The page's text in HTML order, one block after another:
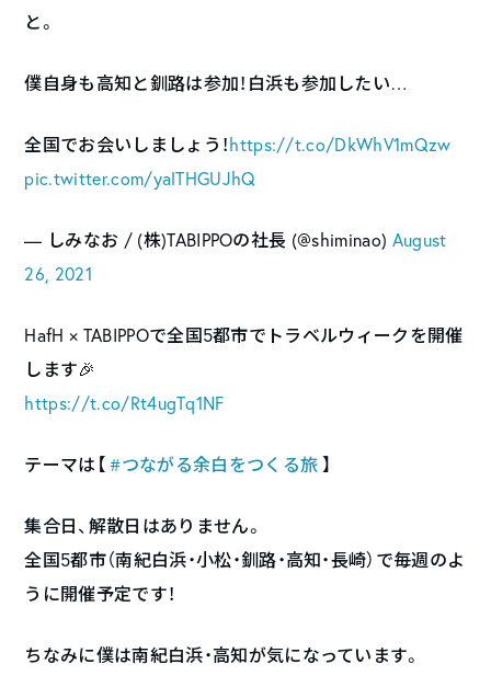
と。
僕自身も高知と釧路は参加！白浜も参加したい…
全国でお会いしましょう！ https://t.co/DkWhV1mQzw
pic.twitter.com/yalTHGUJhQ
— しみなお / (株)TABIPPOの社長 (@shiminao) August
26, 2021
HafH × TABIPPOで全国5都市でトラベルウィークを開催
します🎉
https://t.co/Rt4ugTq1NF
テーマは【#つながる余白をつくる旅 】
集合日、解散日はありません。
全国5都市（南紀白浜・小松・釧路・高知・長崎）で毎週のよ
うに開催予定です！
ちなみに僕は南紀白浜・高知が気になっています。